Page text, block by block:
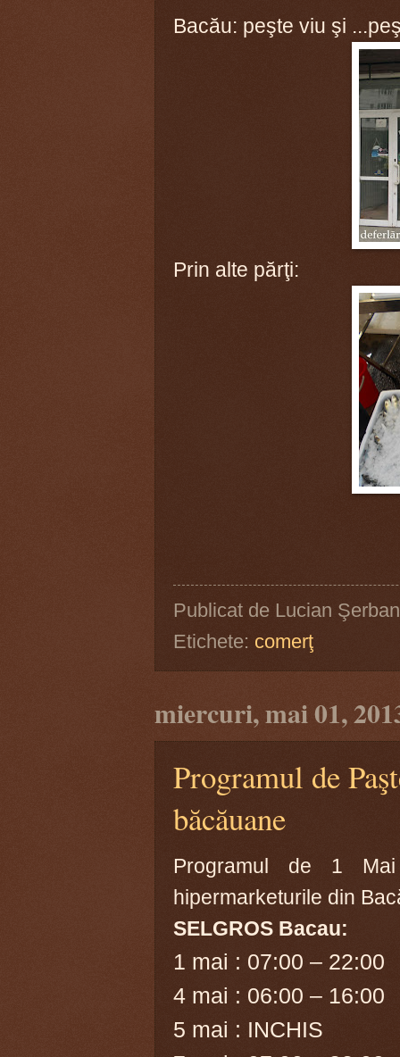
Bacău: peşte viu şi
Prin alte părţi:
Publicat de Lucian Şerban
Etichete: comerţ
miercuri, mai 01,
Programul de
băcăuane
Programul de 1
hipermarketurile din
SELGROS Bacau:
1 mai : 07:00 – 22:00
4 mai : 06:00 – 16:00
5 mai : INCHIS